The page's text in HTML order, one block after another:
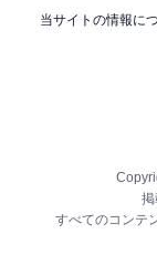
当サイトの情報に
掲
すべてのコンテ